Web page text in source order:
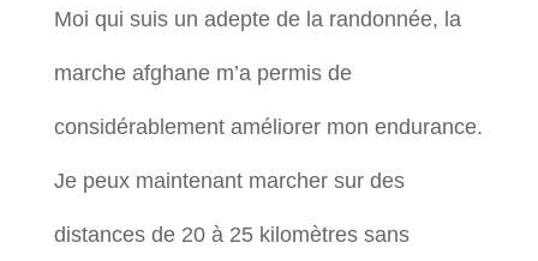
Moi qui suis un adepte de la randonnée, la
marche afghane m’a permis de
considérablement améliorer mon endurance.
Je peux maintenant marcher sur des
distances de 20 à 25 kilomètres sans